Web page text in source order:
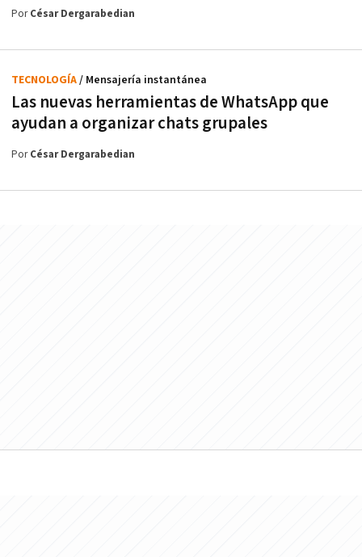
PorCésar Dergarabedian
Las nuevas herramientas de WhatsApp que
ayudan a organizar chats grupales
TECNOLOGÍA/ Mensajería instantánea
PorCésar Dergarabedian